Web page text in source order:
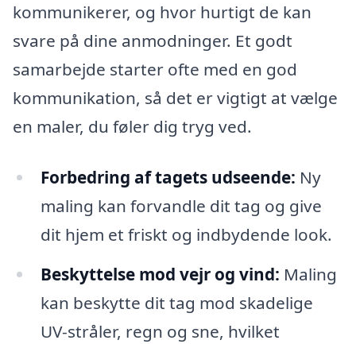
kommunikerer, og hvor hurtigt de kan
svare på dine anmodninger. Et godt
samarbejde starter ofte med en god
kommunikation, så det er vigtigt at vælge
en maler, du føler dig tryg ved.
Forbedring af tagets udseende: Ny
maling kan forvandle dit tag og give
dit hjem et friskt og indbydende look.
Beskyttelse mod vejr og vind: Maling
kan beskytte dit tag mod skadelige
UV-stråler, regn og sne, hvilket